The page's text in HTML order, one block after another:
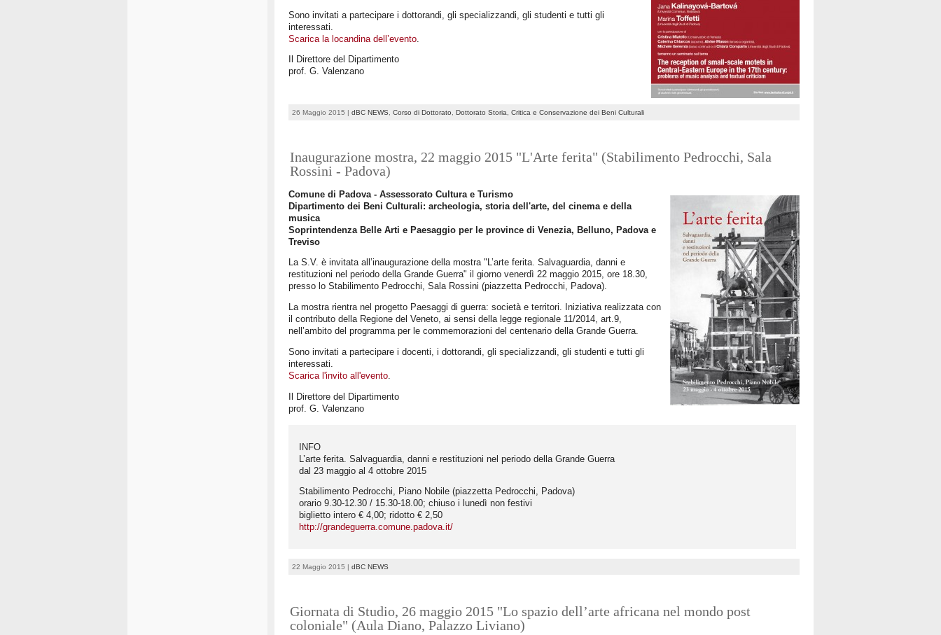
Sono invitati a partecipare i dottorandi, gli specializzandi, gli studenti e tutti gli
interessati.
Scarica la locandina dell’evento
Il Direttore del Dipartimento
prof. G. Valenzano
26 Maggio 2015 | dBC NEWS Corso di Dottorato Dottorato Storia, Critica e Conservazione dei Beni Culturali
Inaugurazione mostra, 22 maggio 2015 "L'Arte ferita" (Stabilimento Pedrocchi, Sala
Rossini - Padova)
Comune di Padova - Assessorato Cultura e Turismo
Dipartimento dei Beni Culturali: archeologia, storia dell'arte, del cinema e della
musica
Soprintendenza Belle Arti e Paesaggio per le province di Venezia, Belluno, Padova e
Treviso
La S.V. è invitata all’inaugurazione della mostra "L’arte ferita. Salvaguardia, danni e
restituzioni nel periodo della Grande Guerra" il giorno venerdì 22 maggio 2015, ore 18.30,
presso lo Stabilimento Pedrocchi, Sala Rossini (piazzetta Pedrocchi, Padova).
La mostra rientra nel progetto Paesaggi di guerra: società e territori. Iniziativa realizzata con
il contributo della Regione del Veneto, ai sensi della legge regionale 11/2014, art.9,
nell’ambito del programma per le commemorazioni del centenario della Grande Guerra.
Sono invitati a partecipare i docenti, i dottorandi, gli specializzandi, gli studenti e tutti gli
interessati.
Scarica l'invito all'evento
Il Direttore del Dipartimento
prof. G. Valenzano
INFO
L’arte ferita. Salvaguardia, danni e restituzioni nel periodo della Grande Guerra
dal 23 maggio al 4 ottobre 2015
Stabilimento Pedrocchi, Piano Nobile (piazzetta Pedrocchi, Padova)
orario 9.30-12.30 / 15.30-18.00; chiuso i lunedì non festivi
biglietto intero € 4,00; ridotto € 2,50
http://grandeguerra.comune.padova.it/
22 Maggio 2015 | dBC NEWS
Giornata di Studio, 26 maggio 2015 "Lo spazio dell’arte africana nel mondo post
coloniale" (Aula Diano, Palazzo Liviano)